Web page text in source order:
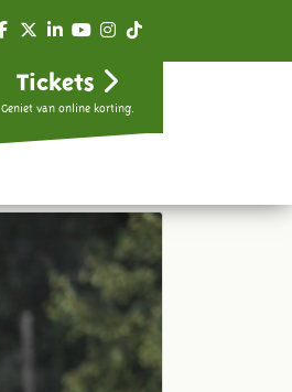
Tickets
Geniet van online korting.